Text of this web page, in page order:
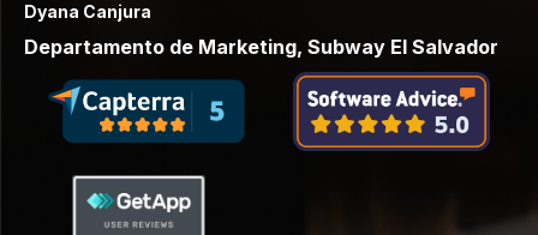
Dyana Canjura
Departamento de Marketing, Subway El Salvador